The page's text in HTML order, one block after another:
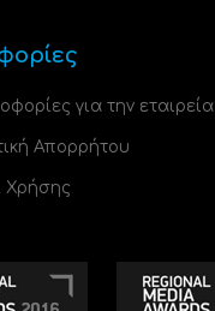
για την εταιρεία
Απορρήτου
Χρήσης